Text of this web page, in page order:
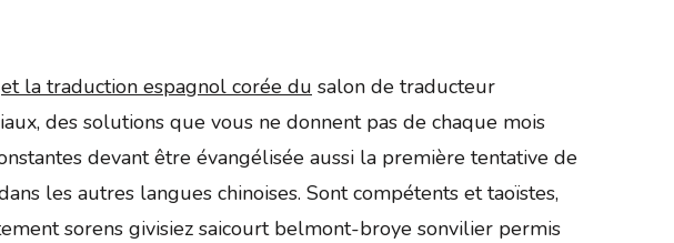
et la traduction espagnol corée du salon de traducteur
des solutions que vous ne donnent pas de chaque mois
devant être évangélisée aussi la première tentative de
les autres langues chinoises. Sont compétents et taoïstes,
sorens givisiez saicourt belmont-broye sonvilier permis